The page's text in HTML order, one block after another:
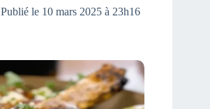
Publié le 10 mars 2025 à 23h16